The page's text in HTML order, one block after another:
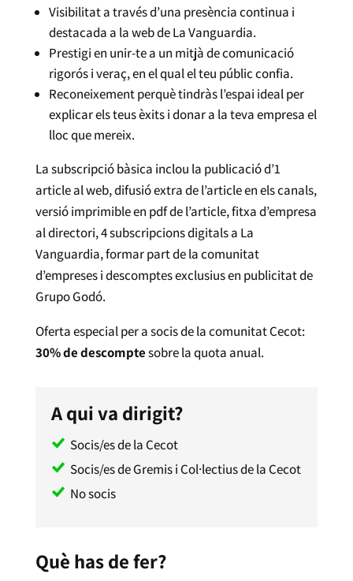
Visibilitat a través d’una presència continua i
destacada a la web de La Vanguardia.
Prestigi en unir-te a un mitjà de comunicació
rigorós i veraç, en el qual el teu públic confia.
Reconeixement perquè tindràs l’espai ideal per
explicar els teus èxits i donar a la teva empresa el
lloc que mereix.
La subscripció bàsica inclou la publicació d’1
article al web, difusió extra de l’article en els canals,
versió imprimible en pdf de l’article, fitxa d’empresa
al directori, 4 subscripcions digitals a La
Vanguardia, formar part de la comunitat
d’empreses i descomptes exclusius en publicitat de
Grupo Godó.
Oferta especial per a socis de la comunitat Cecot:
30% de descomptesobre la quota anual.
A qui va dirigit?
Socis/es de la Cecot
Socis/es de Gremis i Col·lectius de la Cecot
No socis
Què has de fer?